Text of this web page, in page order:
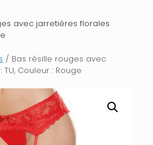
avec jarretières florales
/ Bas résille rouges avec
Couleur : Rouge